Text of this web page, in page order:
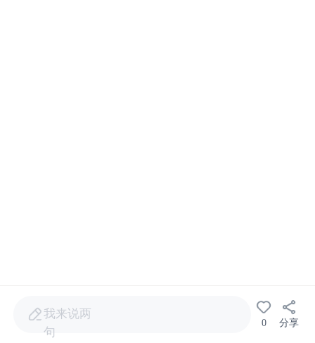
我来说两
句
0 分享